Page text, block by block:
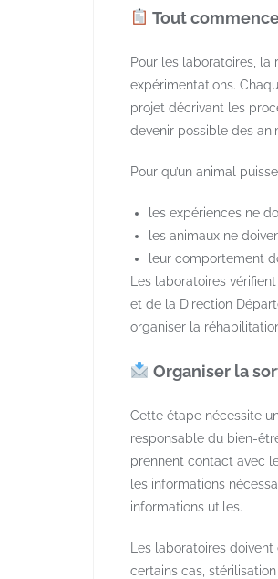
Tout
Pour les laboratoires,
expérimentations.
projet décrivant les
devenir possible des
Pour qu’un animal
les expériences ne
les animaux ne
leur comportement
Les laboratoires
et de la Direction
organiser la
Organiser la
Cette étape nécessite
responsable du bien-
prennent contact avec
les informations
informations utiles.
Les laboratoires
certains cas,